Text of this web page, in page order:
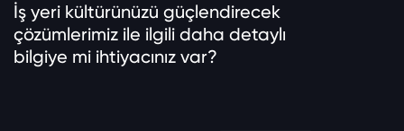
İş yeri kültürünüzü güçlendirecek
çözümlerimiz ile ilgili daha detaylı
bilgiye mi ihtiyacınız var?